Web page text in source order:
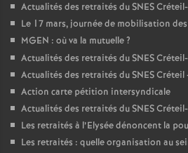
Actualités des retraités duSNES
Le 17 mars, journée de mobilisation
MGEN : où va la mutuelle?
Actualités des retraités duSNES
Actualités des retraités duSNESCréteil
Action carte pétition intersyndicale
Actualités des retraités duSNES
Les retraités à l’Elysée dénoncent la
Les retraités : quelle organisation au